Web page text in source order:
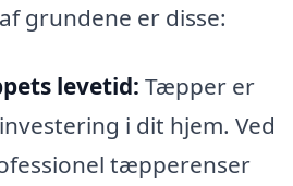
grundene er disse:
levetid: Tæpper er
i dit hjem. Ved
tæpperenser